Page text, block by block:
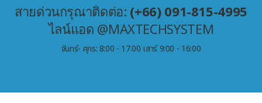
สายด่วนกรุณาติดต่อ: (+66) 091-815-4995
ไลน์แอด @MAXTECHSYSTEM
จันทร์- ศุกร: 8:00 - 17.00 เสาร์ 9:00 - 16:00